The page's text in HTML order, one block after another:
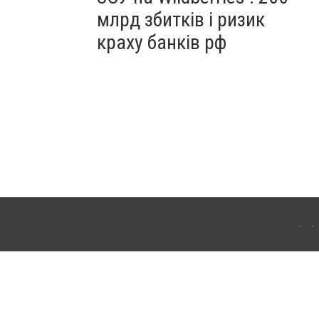
млрд збитків і ризик
краху банків рф